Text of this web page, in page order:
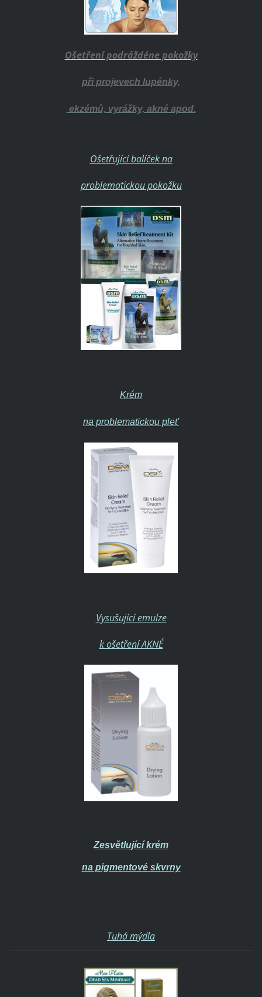
Ošetření podráždéne pokožky
při projevech lupénky,
ekzémů, vyrážky, akné apod.
Ošetřující balíček na
problematickou pokožku
Krém
na problematickou plet'
Vysušující emulze
k ošetření AKNÉ
Zesvětlující krém
na pigmentové skvrny
Tuhá mýdla